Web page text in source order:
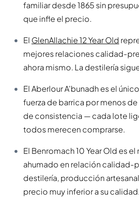
familiar desde 1865 sin
que infle el precio.
El GlenAllachie 12 Year Old
mejores relaciones calidad-
ahora mismo. La destilería
El Aberlour A'bunadh es el
fuerza de barrica por menos
de consistencia — cada lote
todos merecen comprarse.
El Benromach 10 Year Old es
ahumado en relación calidad-
destilería, producción
precio muy inferior a su calidad.